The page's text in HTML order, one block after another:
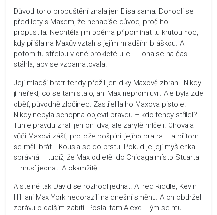
Důvod toho propuštění znala jen Elisa sama. Dohodli se
před lety s Maxem, že nenapíše důvod, proč ho
propustila. Nechtěla jim oběma připomínat tu krutou noc,
kdy přišla na Maxův vztah s jejím mladším bráškou. A
potom tu střelbu v oné prokleté ulici… I ona se na čas
stáhla, aby se vzpamatovala.
Její mladší bratr tehdy přežil jen díky Maxově zbrani. Nikdy
jí neřekl, co se tam stalo, ani Max nepromluvil. Ale byla zde
oběť, původně zločinec. Zastřelila ho Maxova pistole.
Nikdy nebyla schopna objevit pravdu – kdo tehdy střílel?
Tuhle pravdu znali jen oni dva, ale zarytě mlčeli. Chovala
vůči Maxovi zášť, protože pošpinil jejího bratra – a přitom
se měli brát… Kousla se do prstu. Pokud je její myšlenka
správná – tudíž, že Max odletěl do Chicaga místo Stuarta
– musí jednat. A okamžitě.
A stejně tak David se rozhodl jednat. Alfréd Riddle, Kevin
Hill ani Max York nedorazili na dnešní směnu. A on obdržel
zprávu o dalším zabití. Poslal tam Alexe. Tým se mu